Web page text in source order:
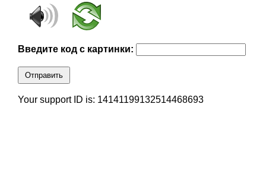
Введите код с картинки:
Отправить
Your support ID is: 14141199132514468693